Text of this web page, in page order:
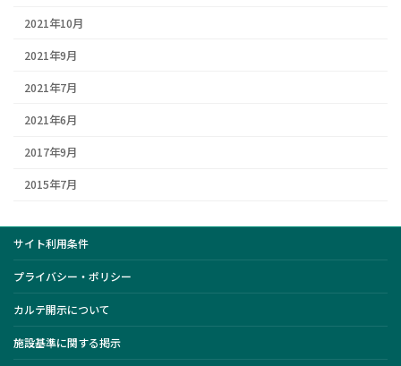
2021年10月
2021年9月
2021年7月
2021年6月
2017年9月
2015年7月
サイト利用条件
プライバシー・ポリシー
カルテ開示について
施設基準に関する掲示